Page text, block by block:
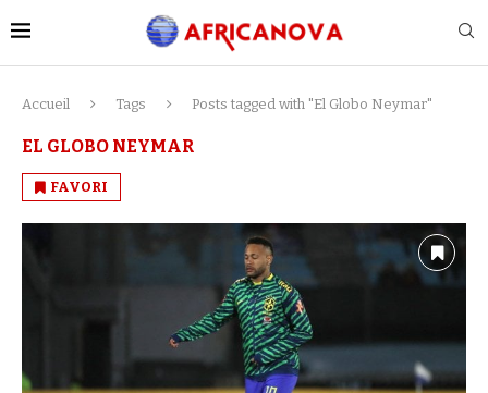
Accueil Tags Posts tagged with "El Globo Neymar"
EL GLOBO NEYMAR
FAVORI